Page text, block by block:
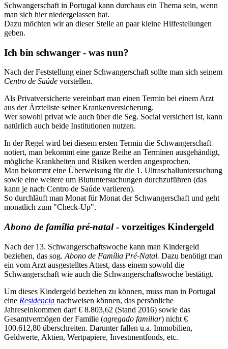
Schwangerschaft in Portugal kann durchaus ein Thema sein, wenn
man sich hier niedergelassen hat.
Dazu möchten wir an dieser Stelle an paar kleine Hilfestellungen
geben.
Ich bin schwanger - was nun?
Nach der Feststellung einer Schwangerschaft sollte man sich seinem
Centro de Saúde vorstellen.
Als Privatversicherte vereinbart man einen Termin bei einem Arzt
aus der Ärzteliste seiner Krankenversicherung.
Wer sowohl privat wie auch über die Seg. Social versichert ist, kann
natürlich auch beide Institutionen nutzen.
In der Regel wird bei diesem ersten Termin die Schwangerschaft
notiert, man bekommt eine ganze Reihe an Terminen ausgehändigt,
mögliche Krankheiten und Risiken werden angesprochen.
Man bekommt eine Überweisung für die 1. Ultraschalluntersuchung
sowie eine weitere um Blutuntersuchungen durchzuführen (das
kann je nach Centro de Saúde variieren).
So durchläuft man Monat für Monat der Schwangerschaft und geht
monatlich zum "Check-Up".
Abono de família pré-natal- vorzeitiges Kindergeld
Nach der 13. Schwangerschaftswoche kann man Kindergeld
beziehen, das sog. Abono de Família Pré-Natal. Dazu benötigt man
ein vom Arzt ausgestelltes Attest, dass einem sowohl die
Schwangerschaft wie auch die Schwangerschaftswoche bestätigt.
Um dieses Kindergeld beziehen zu können, muss man in Portugal
eine Residencia nachweisen können, das persönliche
Jahreseinkommen darf € 8.803,62 (Stand 2016) sowie das
Gesamtvermögen der Familie (agregado familiar) nicht €
100.612,80 überschreiten. Darunter fallen u.a. Immobilien,
Geldwerte, Aktien, Wertpapiere, Investmentfonds, etc.